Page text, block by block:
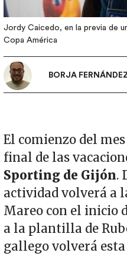
Jordy Caicedo, en la previa de
Copa América
BORJA
El comienzo del
final de las
Sporting de Gijón.
actividad volverá a
Mareo con el inicio
a la plantilla de
gallego volverá